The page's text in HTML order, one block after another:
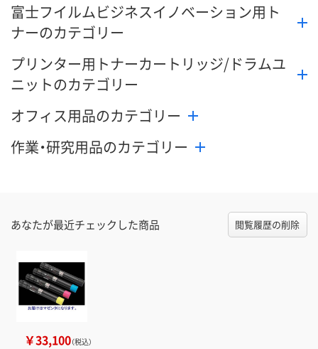
富士フイルムビジネスイノベーション用ト
ナーのカテゴリー
プリンター用トナーカートリッジ/ドラムユ
ニットのカテゴリー
オフィス用品のカテゴリー
作業・研究用品のカテゴリー
あなたが最近チェックした商品 閲覧履歴の削除
￥33,100（税込）